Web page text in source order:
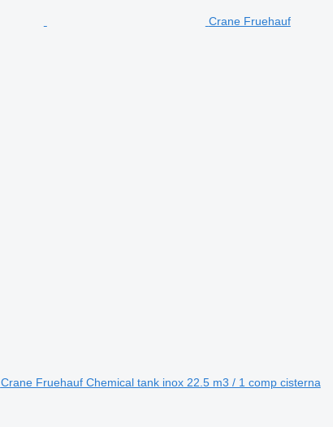
Crane Fruehauf
Crane Fruehauf Chemical tank inox 22.5 m3 / 1 comp cisterna